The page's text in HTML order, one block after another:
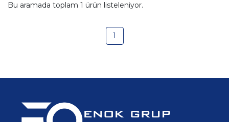
Bu aramada toplam 1 ürün listeleniyor.
1